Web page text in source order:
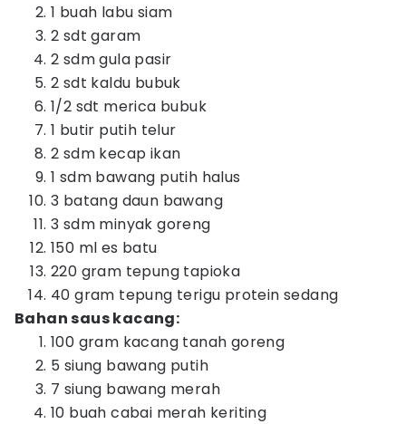
1 buah labu siam
2 sdt garam
2 sdm gula pasir
2 sdt kaldu bubuk
1/2 sdt merica bubuk
1 butir putih telur
2 sdm kecap ikan
1 sdm bawang putih halus
3 batang daun bawang
3 sdm minyak goreng
150 ml es batu
220 gram tepung tapioka
40 gram tepung terigu protein sedang
Bahan saus kacang:
100 gram kacang tanah goreng
5 siung bawang putih
7 siung bawang merah
10 buah cabai merah keriting